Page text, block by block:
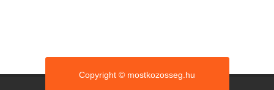
Copyright © mostkozosseg.hu